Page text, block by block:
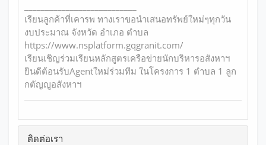
เรียนลูกค้าที่เคารพ ทางเราขอนำเสนอทรัพย์ใหม่ๆทุกวัน
งบประมาณ จังหวัด อำเภอ ตำบล
https://www.nsplatform.gqgranit.com/
เรียนเชิญร่วมเรียนหลักสูตรเครือข่ายนักบริหารอสังหาฯ
ยินดีต้อนรับAgentใหม่ร่วมทีม ในโครงการ 1 ตำบล 1 ลูก
กตัญญูอสังหาฯ
ติดต่อเรา